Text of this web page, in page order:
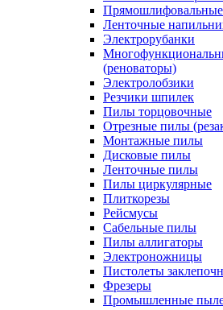
Ленточные
Электрорубанки
(реноваторы)
Электролобзики
Резчики шпилек
Пилы торцовочные
Отрезные пилы
Монтажные пилы
Дисковые пилы
Ленточные пилы
Пилы циркулярные
Плиткорезы
Рейсмусы
Сабельные пилы
Пилы аллигаторы
Электроножницы
Пистолеты
Фрезеры
Промышленные